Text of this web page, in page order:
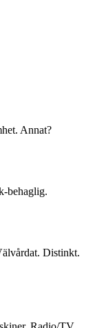
Annat?
behaglig.
Distinkt.